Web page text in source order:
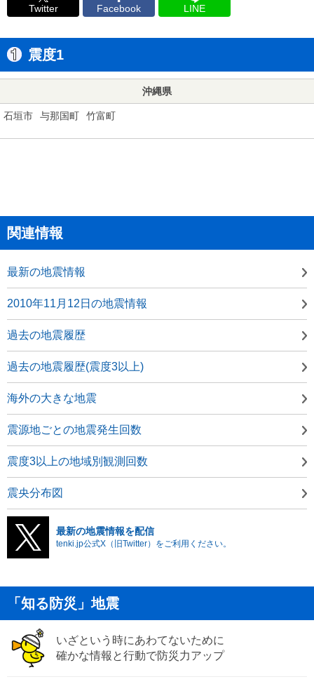
Twitter Facebook LINE
震度1
沖縄県
石垣市 与那国町 竹富町
関連情報
最新の地震情報
2010年11月12日の地震情報
過去の地震履歴
過去の地震履歴(震度3以上)
海外の大きな地震
震源地ごとの地震発生回数
震度3以上の地域別観測回数
震央分布図
最新の地震情報を配信
tenki.jp公式X（旧Twitter）をご利用ください。
「知る防災」地震
いざという時にあわてないために
確かな情報と行動で防災力アップ